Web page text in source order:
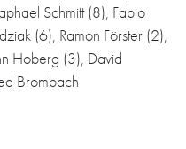
Schmitt (8), Fabio
(6), Ramon Förster (2),
Hoberg (3), David
Brombach